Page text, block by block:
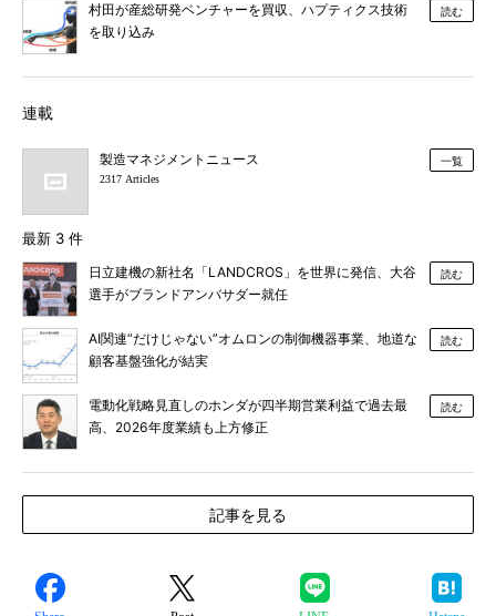
村田が産総研発ベンチャーを買収、ハプティクス技術
を取り込み
読む
連載
製造マネジメントニュース
2317 Articles
一覧
最新 3 件
日立建機の新社名「LANDCROS」を世界に発信、大谷
選手がブランドアンバサダー就任
読む
AI関連“だけじゃない”オムロンの制御機器事業、地道な
顧客基盤強化が結実
読む
電動化戦略見直しのホンダが四半期営業利益で過去最
高、2026年度業績も上方修正
読む
記事を見る